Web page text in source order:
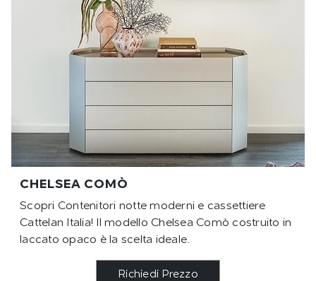
CHELSEA COMÒ
Scopri Contenitori notte moderni e cassettiere
Cattelan Italia! Il modello Chelsea Comò costruito in
laccato opaco è la scelta ideale.
Richiedi Prezzo